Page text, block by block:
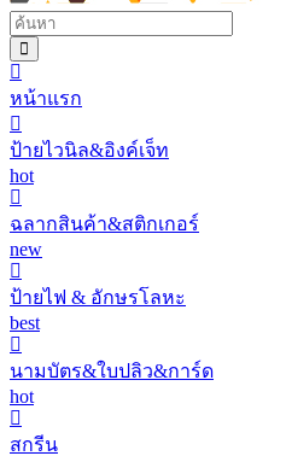
หน้าแรก
ป้ายไวนิล&อิงค์เจ็ท
hot
ฉลากสินค้า&สติกเกอร์
new
ป้ายไฟ & อักษรโลหะ
best
นามบัตร&ใบปลิว&การ์ด
hot
สกรีน